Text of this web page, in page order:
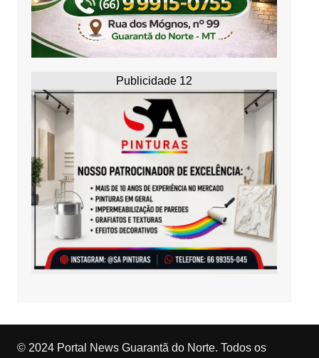
Publicidade 12
© 2024 Portal News Guarantã do Norte. Todos os